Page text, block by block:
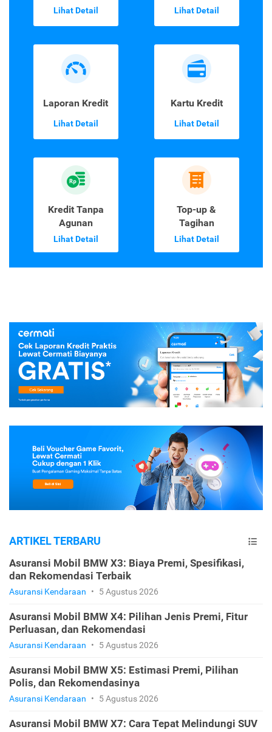
Lihat Detail Lihat Detail
Laporan Kredit
Lihat Detail
Kartu Kredit
Lihat Detail
Kredit Tanpa
Agunan
Lihat Detail
Top-up &
Tagihan
Lihat Detail
ARTIKEL TERBARU
Asuransi Mobil BMW X3: Biaya Premi, Spesifikasi,
dan Rekomendasi Terbaik
Asuransi Kendaraan • 5 Agustus 2026
Asuransi Mobil BMW X4: Pilihan Jenis Premi, Fitur
Perluasan, dan Rekomendasi
Asuransi Kendaraan • 5 Agustus 2026
Asuransi Mobil BMW X5: Estimasi Premi, Pilihan
Polis, dan Rekomendasinya
Asuransi Kendaraan • 5 Agustus 2026
Asuransi Mobil BMW X7: Cara Tepat Melindungi SUV